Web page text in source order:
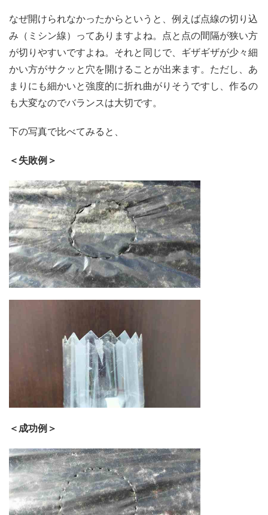
なぜ開けられなかったからというと、例えば点線の切り込
み（ミシン線）ってありますよね。点と点の間隔が狭い方
が切りやすいですよね。それと同じで、ギザギザが少々細
かい方がサクッと穴を開けることが出来ます。ただし、あ
まりにも細かいと強度的に折れ曲がりそうですし、作るの
も大変なのでバランスは大切です。
下の写真で比べてみると、
＜失敗例＞
＜成功例＞